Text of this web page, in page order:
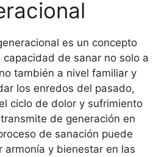
es un concepto
capacidad de sanar no solo a
también a nivel familiar y
los enredos del pasado,
ciclo de dolor y sufrimiento
de generación en
de sanación puede
armonía y bienestar en las